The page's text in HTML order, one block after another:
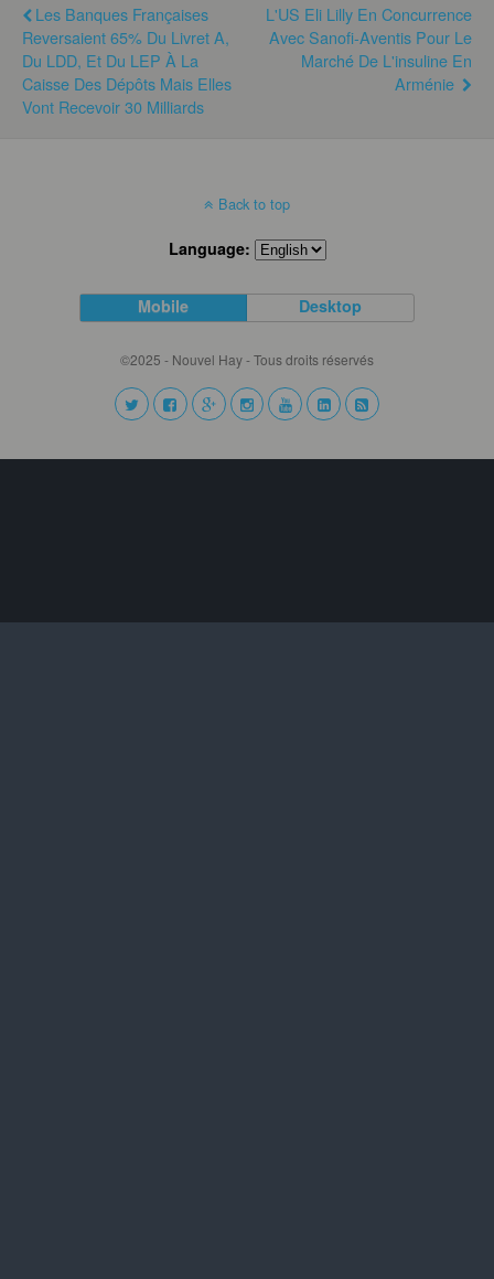
Les Banques Françaises
Reversaient 65% Du Livret A,
Du LDD, Et Du LEP À La
Caisse Des Dépôts Mais Elles
Vont Recevoir 30 Milliards
L'US Eli Lilly En Concurrence
Avec Sanofi-Aventis Pour Le
Marché De L'insuline En
Arménie
Back to top
Language:
Mobile Desktop
©2025 - Nouvel Hay - Tous droits réservés